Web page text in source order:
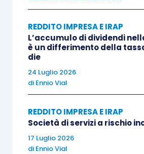
straordinario”eliminata dalla
2007, ad opera dell’articolo 1,
Legge finanziaria 2007.
Tra le “oggettive situazioni
casi in cui
setempestivamente richieste
) oppure vi è
svolgimento di attività di
REDDITO IMPRESA E IRAP
L’accumulo di dividendi
è un differimento della
die
24 Luglio 2026
di Ennio Vial
REDDITO IMPRESA E IRAP
Società di servizi a rischio
17 Luglio 2026
di Ennio Vial